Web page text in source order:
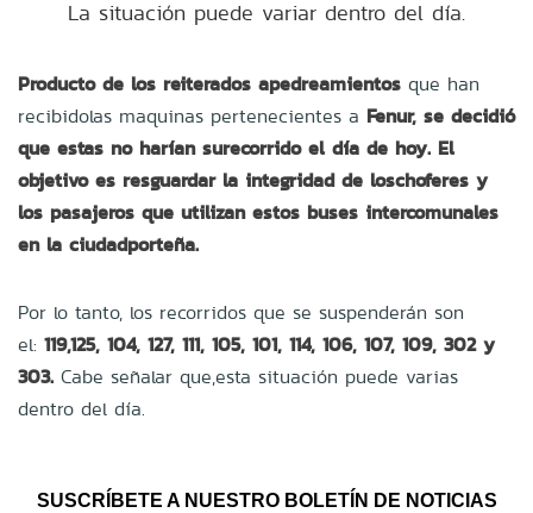
La situación puede variar dentro del día.
Producto de los reiterados apedreamientos que han
recibidolas maquinas pertenecientes a Fenur, se decidió
que estas no harían surecorrido el día de hoy. El
objetivo es resguardar la integridad de loschoferes y
los pasajeros que utilizan estos buses intercomunales
en la ciudadporteña.
Por lo tanto, los recorridos que se suspenderán son
el: 119,125, 104, 127, 111, 105, 101, 114, 106, 107, 109, 302 y
303. Cabe señalar que,esta situación puede varias
dentro del día.
SUSCRÍBETE A NUESTRO BOLETÍN DE NOTICIAS